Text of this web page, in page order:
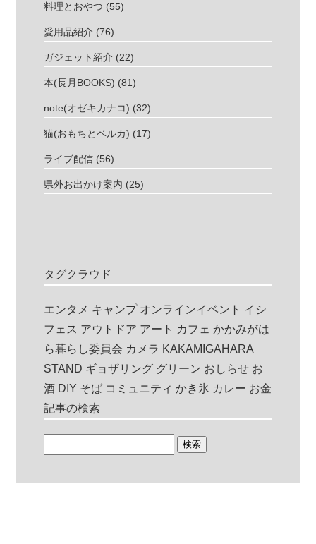
料理とおやつ (55)
愛用品紹介 (76)
ガジェット紹介 (22)
本(長月BOOKS) (81)
note(オゼキカナコ) (32)
猫(おもちとベルカ) (17)
ライブ配信 (56)
県外お出かけ案内 (25)
タグクラウド
エンタメ キャンプ オンラインイベント イシ
フェス アウトドア アート カフェ かかみがは
ら暮らし委員会 カメラ KAKAMIGAHARA
STAND ギョザリング グリーン おしらせ お
酒 DIY そば コミュニティ かき氷 カレー お金
記事の検索